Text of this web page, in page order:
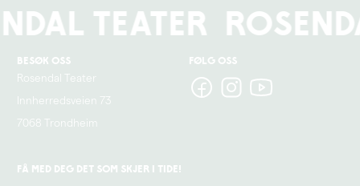
Teater
Besøk oss
Rosendal Teater
Innherredsveien 73
7068 Trondheim
Følg oss
Få med deg det som skjer i tide!